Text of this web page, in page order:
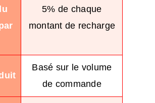
5% de chaque
montant de recharge
Basé sur le volume
de commande